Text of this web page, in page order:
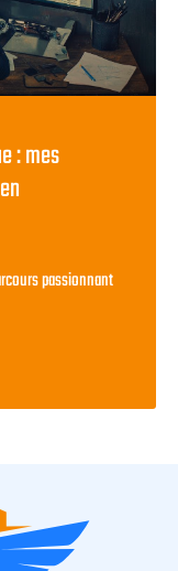
: mes
passionnant